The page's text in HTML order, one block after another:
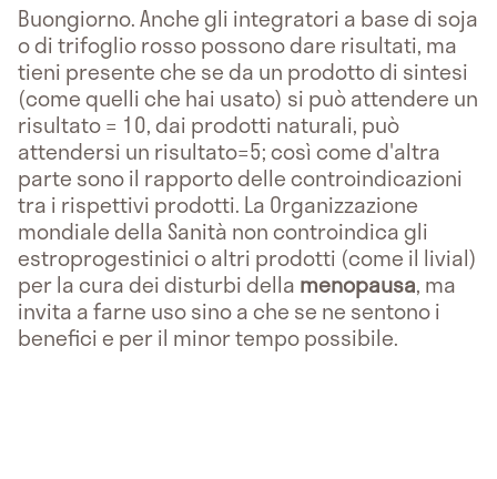
Buongiorno. Anche gli integratori a base di soja
o di trifoglio rosso possono dare risultati, ma
tieni presente che se da un prodotto di sintesi
(come quelli che hai usato) si può attendere un
risultato = 10, dai prodotti naturali, può
attendersi un risultato=5; così come d'altra
parte sono il rapporto delle controindicazioni
tra i rispettivi prodotti. La Organizzazione
mondiale della Sanità non controindica gli
estroprogestinici o altri prodotti (come il livial)
per la cura dei disturbi della menopausa, ma
invita a farne uso sino a che se ne sentono i
benefici e per il minor tempo possibile.